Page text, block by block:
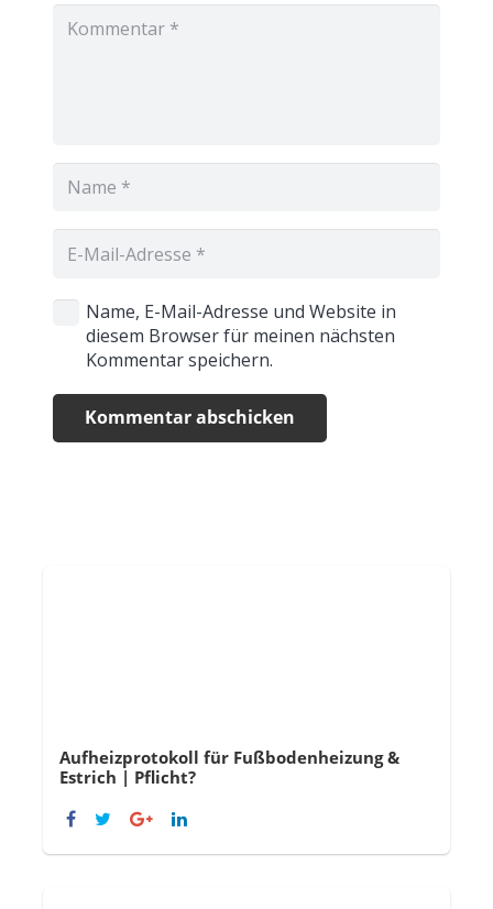
Name, E-Mail-Adresse und Website in
diesem Browser für meinen nächsten
Kommentar speichern.
Kommentar abschicken
Aufheizprotokoll für Fußbodenheizung &
Estrich | Pflicht?